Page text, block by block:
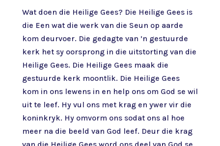
Wat doen die Heilige Gees? Die Heilige Gees is
die Een wat die werk van die Seun op aarde
kom deurvoer. Die gedagte van ’n gestuurde
kerk het sy oorsprong in die uitstorting van die
Heilige Gees. Die Heilige Gees maak die
gestuurde kerk moontlik. Die Heilige Gees
kom in ons lewens in en help ons om God se wil
uit te leef. Hy vul ons met krag en ywer vir die
koninkryk. Hy omvorm ons sodat ons al hoe
meer na die beeld van God leef. Deur die krag